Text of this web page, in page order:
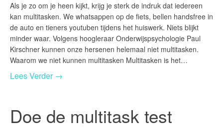
Als je zo om je heen kijkt, krijg je sterk de indruk dat iedereen
kan multitasken. We whatsappen op de fiets, bellen handsfree in
de auto en tieners youtuben tijdens het huiswerk. Niets blijkt
minder waar. Volgens hoogleraar Onderwijspsychologie Paul
Kirschner kunnen onze hersenen helemaal niet multitasken.
Waarom we niet kunnen multitasken Multitasken is het…
Lees Verder →
Doe de multitask test